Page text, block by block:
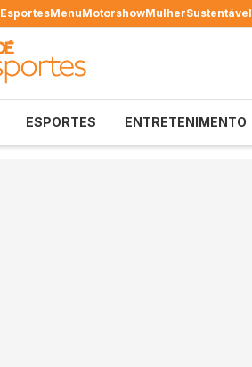
EsportesMenuMotorshowMulherSustentável
ESPORTES ENTRETENIMENTO